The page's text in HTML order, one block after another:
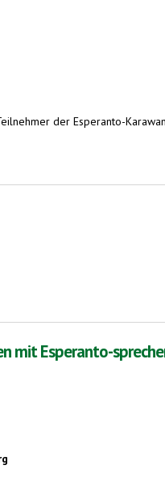
der Esperanto-
mit Esperanto-